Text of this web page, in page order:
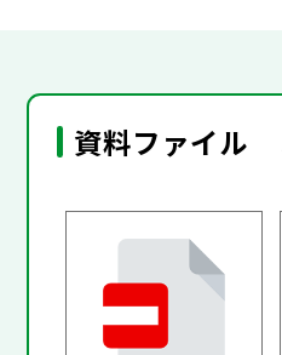
資料ファイル